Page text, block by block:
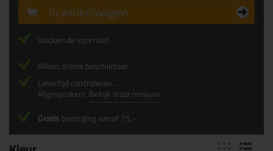
In winkelwagen
Voldoende voorraad
Alleen online beschikbaar
Levertijd controleren...
Afgesproken! Bekijk onze reviews
Gratisbezorging vanaf 75,-